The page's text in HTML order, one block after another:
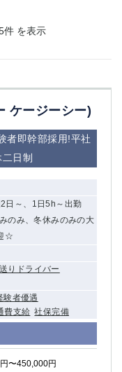
件 を表示
ケージーシー)
者即幹部採用!平社
日制
日～、1日5h～出勤
のみ、冬休みのみの大
☆
送りドライバー
験者優遇
費支給 社保完備
〜450,000円
福生エリア
／東口）
②新宿 ③新宿三丁目 ④西
新宿
②新宿
②池袋